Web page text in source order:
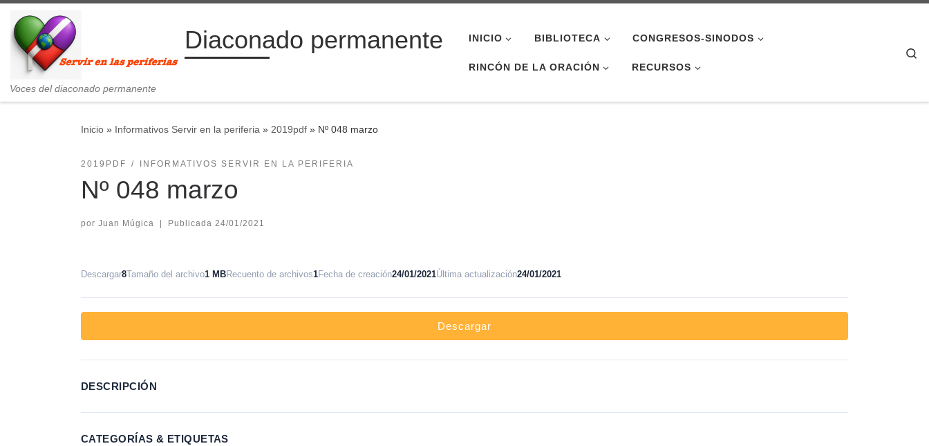
Saltar al contenido
Diaconado permanente
Voces del diaconado permanente
INICIO BIBLIOTECA CONGRESOS-SINODOS
RINCÓN DE LA ORACIÓN RECURSOS
Inicio » Informativos Servir en la periferia » 2019pdf » Nº 048 marzo
2019PDF INFORMATIVOS SERVIR EN LA PERIFERIA
Nº 048 marzo
por Juan Múgica Publicada 24/01/2021
Descargar8Tamaño del archivo1 MBRecuento de archivos1Fecha de creación24/01/2021Última actualización24/01/2021
Descargar
DESCRIPCIÓN
CATEGORÍAS & ETIQUETAS